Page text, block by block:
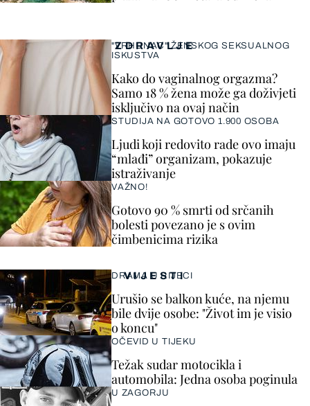
VIJESTI
DRAMA U RIJECI
Urušio se balkon kuće, na njemu
bile dvije osobe: "Život im je visio
o koncu"
OČEVID U TIJEKU
Težak sudar motocikla i
automobila: Jedna osoba poginula
U ZAGORJU
ZDRAVLJE
"VRHUNAC" ŽENSKOG SEKSUALNOG
ISKUSTVA
Kako do vaginalnog orgazma?
Samo 18 % žena može ga doživjeti
isključivo na ovaj način
STUDIJA NA GOTOVO 1.900 OSOBA
Ljudi koji redovito rade ovo imaju
“mlađi” organizam, pokazuje
istraživanje
VAŽNO!
Gotovo 90 % smrti od srčanih
bolesti povezano je s ovim
čimbenicima rizika